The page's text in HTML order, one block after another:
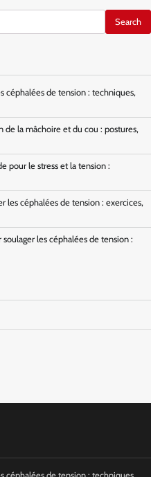
céphalées de tension : techniques,
de la mâchoire et du cou : postures,
pour le stress et la tension :
les céphalées de tension : exercices,
les céphalées de tension :